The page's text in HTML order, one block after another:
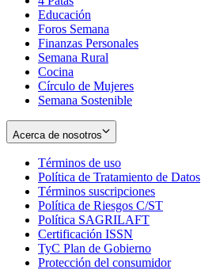
window
new
window
Educación
Foros Semana
Finanzas Personales
Semana Rural
Cocina
Círculo de Mujeres
Semana Sostenible
Acerca de nosotros
Términos de uso
in
new
window
Política de Tratamiento de Datos
Términos suscripciones
in
Política de Riesgos C/ST
Política SAGRILAFT
new
window
Certificación ISSN
in
new
TyC Plan de Gobierno
in
Protección del consumidorOpens